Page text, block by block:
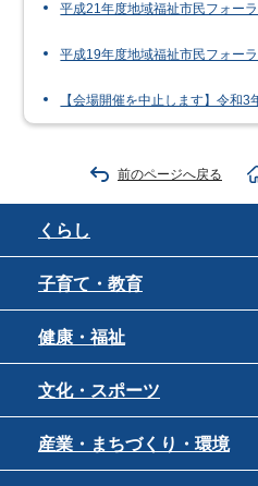
平成21年度地域福祉市民フォー
平成19年度地域福祉市民フォー
【会場開催を中止します】令和
前のページへ戻る
くらし
子育て・教育
健康・福祉
文化・スポーツ
産業・まちづくり・環境